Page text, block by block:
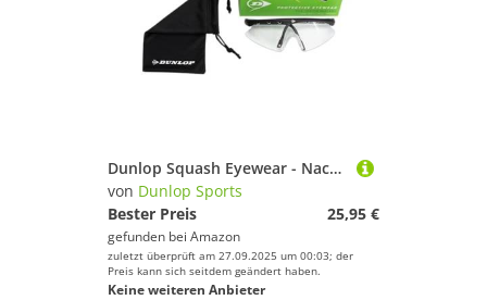
Dunlop Squash Eyewear - Nachwuchsspieler, Schwarz
von Dunlop Sports
Bester Preis
25,95 €
gefunden bei Amazon
zuletzt überprüft am 27.09.2025 um 00:03; der
Preis kann sich seitdem geändert haben.
Keine weiteren Anbieter